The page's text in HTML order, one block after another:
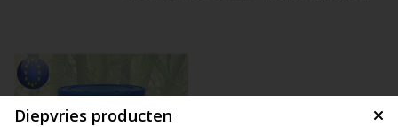
Diepvries producten